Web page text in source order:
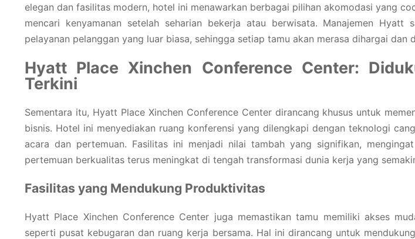
elegan dan fasilitas modern, hotel ini menawarkan berbagai pilihan akomodasi yang
mencari kenyamanan setelah seharian bekerja atau berwisata. Manajemen Hyatt
pelayanan pelanggan yang luar biasa, sehingga setiap tamu akan merasa dihargai dan
Hyatt Place Xinchen Conference Center:
Terkini
Sementara itu, Hyatt Place Xinchen Conference Center dirancang khusus untuk
bisnis. Hotel ini menyediakan ruang konferensi yang dilengkapi dengan teknologi
acara dan pertemuan. Fasilitas ini menjadi nilai tambah yang signifikan,
pertemuan berkualitas terus meningkat di tengah transformasi dunia kerja yang
Fasilitas yang Mendukung Produktivitas
Hyatt Place Xinchen Conference Center juga memastikan tamu memiliki akses
seperti pusat kebugaran dan ruang kerja bersama. Hal ini dirancang untuk